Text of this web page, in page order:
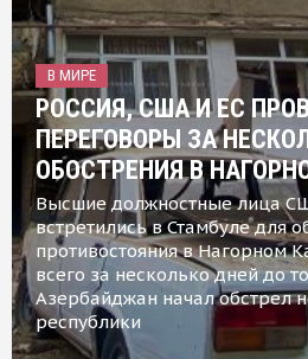
В МИРЕ
РОССИЯ, США И ЕС
ПЕРЕГОВОРЫ ЗА
ОБОСТРЕНИЯ В
Высшие должностные лица
встретились в Стамбуле для
противостояния в Нагорном
всего за несколько дней до
Азербайджан начал обстрел
республики